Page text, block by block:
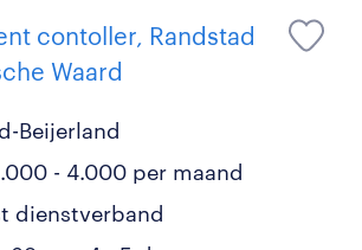
contoller, Randstad
Waard
Beijerland
- 4.000 per maand
dienstverband